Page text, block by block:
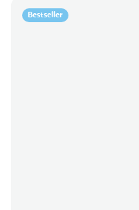
Bestseller